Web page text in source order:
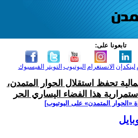
تابعونا على:
الفيسبوك التويتر اليوتيوب الانستغرام لينكدإن
تحفظ استقلال الحوار المتمدن،
هذا الفضاء اليساري الحر
‫«الحوار المتمدن» على اليوتيوب]